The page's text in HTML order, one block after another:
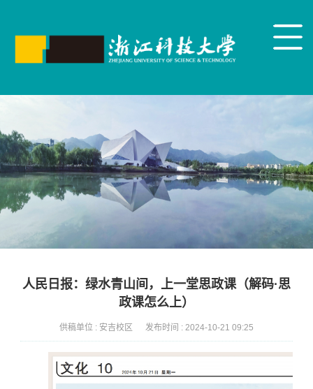
人民日报：绿水青山间，上一堂思政课（解码·思
政课怎么上）
供稿单位 : 安吉校区 发布时间 : 2024-10-21 09:25